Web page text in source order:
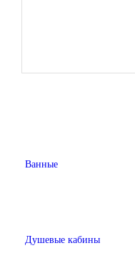
Ванные
Душевые кабины